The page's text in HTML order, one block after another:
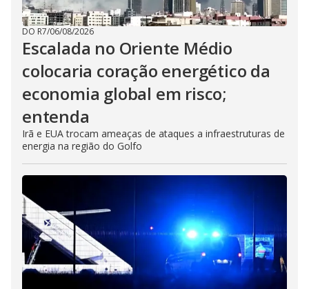
DO R7/06/08/2026
Escalada no Oriente Médio
colocaria coração energético da
economia global em risco;
entenda
Irã e EUA trocam ameaças de ataques a infraestruturas de
energia na região do Golfo